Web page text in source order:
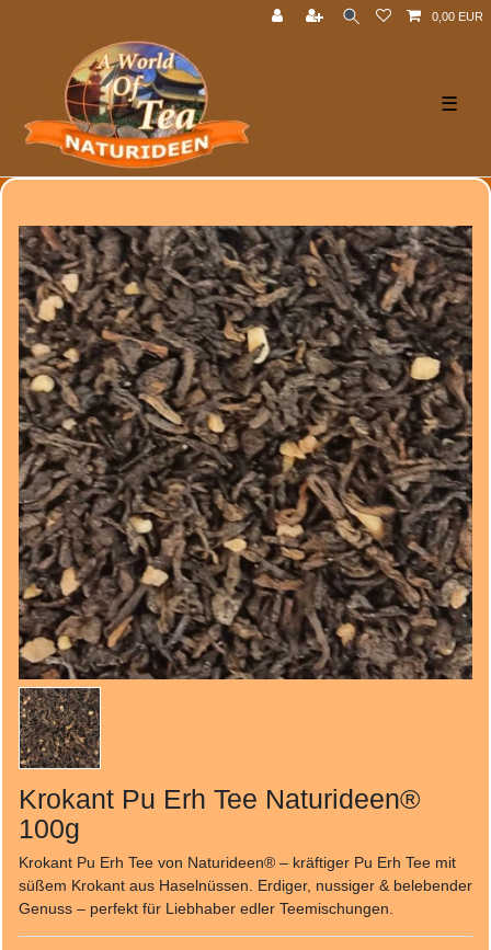
0,00 EUR
☰
Krokant Pu Erh Tee Naturideen®
100g
Krokant Pu Erh Tee von Naturideen® – kräftiger Pu Erh Tee mit
süßem Krokant aus Haselnüssen. Erdiger, nussiger & belebender
Genuss – perfekt für Liebhaber edler Teemischungen.